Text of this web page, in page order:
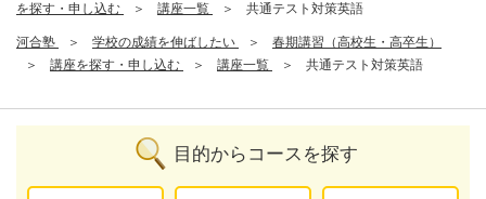
を探す・申し込む
講座一覧 共通テスト対策英語
河合塾 学校の成績を伸ばしたい
春期講習（高校生・高卒生）
講座を探す・申し込む
講座一覧 共通テスト対策英語
目的からコースを探す